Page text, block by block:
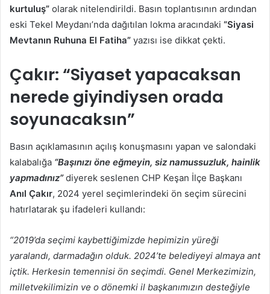
kurtuluş” olarak nitelendirildi. Basın toplantısının ardından
eski Tekel Meydanı’nda dağıtılan lokma aracındaki “Siyasi
Mevtanın Ruhuna El Fatiha” yazısı ise dikkat çekti.
Çakır: “Siyaset yapacaksan
nerede giyindiysen orada
soyunacaksın”
Basın açıklamasının açılış konuşmasını yapan ve salondaki
kalabalığa “Başınızı öne eğmeyin, siz namussuzluk, hainlik
yapmadınız”diyerek seslenen CHP Keşan İlçe Başkanı
Anıl Çakır, 2024 yerel seçimlerindeki ön seçim sürecini
hatırlatarak şu ifadeleri kullandı:
“2019’da seçimi kaybettiğimizde hepimizin yüreği
yaralandı, darmadağın olduk. 2024’te belediyeyi almaya ant
içtik. Herkesin temennisi ön seçimdi. Genel Merkezimizin,
milletvekilimizin ve o dönemki il başkanımızın desteğiyle